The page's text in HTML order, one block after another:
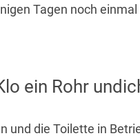
Tagen noch einmal
ein Rohr
und die Toilette in